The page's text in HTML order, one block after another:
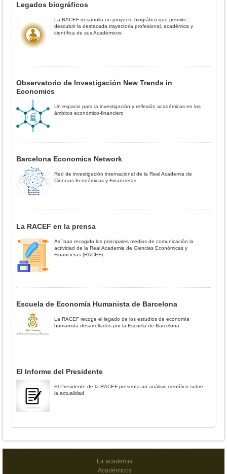
Legados biográficos
La RACEF desarrolla un proyecto biográfico que permite
descubrir la destacada trayectoria profesional, académica y
científica de sus Académicos
Observatorio de Investigación New Trends in
Economics
Un espacio para la investigación y reflexión académicas en los
ámbitos económico-financiero
Barcelona Economics Network
Red de investigación internacional de la Real Academia de
Ciencias Económicas y Financieras
La RACEF en la prensa
Así han recogido los principales medios de comunicación la
actividad de la Real Academia de Ciencias Económicas y
Financieras (RACEF)
Escuela de Economía Humanista de Barcelona
La RACEF recoge el legado de los estudios de economía
humanista desarrollados por la Escuela de Barcelona
El Informe del Presidente
El Presidente de la RACEF presenta un análisis científico sobre
la actualidad
La academia
Académicos